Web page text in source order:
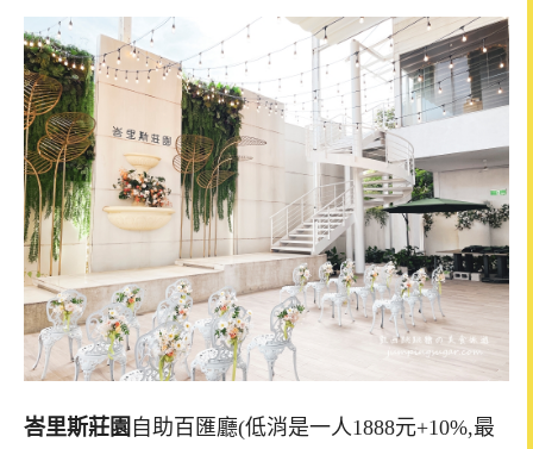
峇里斯莊園 自助百匯廳(低消是一人1888元+10%,最